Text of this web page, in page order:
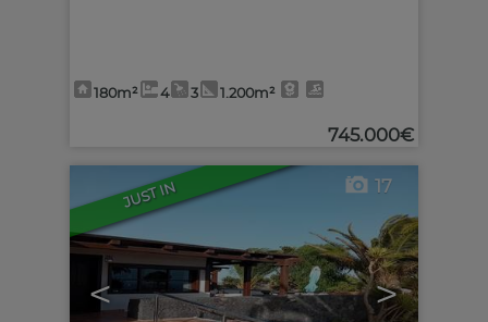
180m² 4 3 1.200m²
745.000€
JUST IN
< >
17